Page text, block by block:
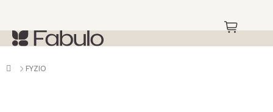
NÁKUPNÝ
KOŠÍK
Domov
FYZIO